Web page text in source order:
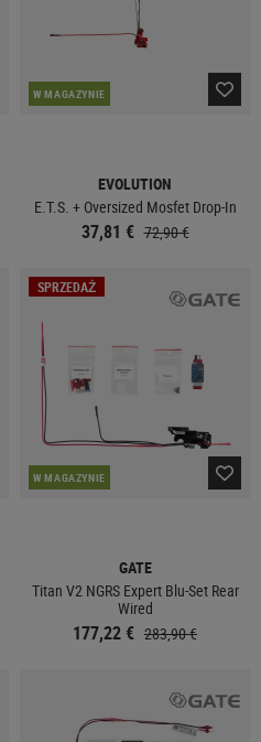
W MAGAZYNIE
EVOLUTION
E.T.S. + Oversized Mosfet Drop-In
37,81 € 72,90 €
SPRZEDAŻ
W MAGAZYNIE
GATE
Titan V2 NGRS Expert Blu-Set Rear
Wired
177,22 € 283,90 €